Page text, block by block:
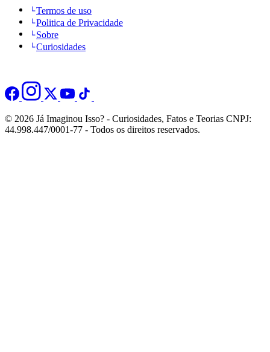
Termos de uso
Politica de Privacidade
Sobre
Curiosidades
© 2026 Já Imaginou Isso? - Curiosidades, Fatos e Teorias CNPJ:
44.998.447/0001-77 - Todos os direitos reservados.